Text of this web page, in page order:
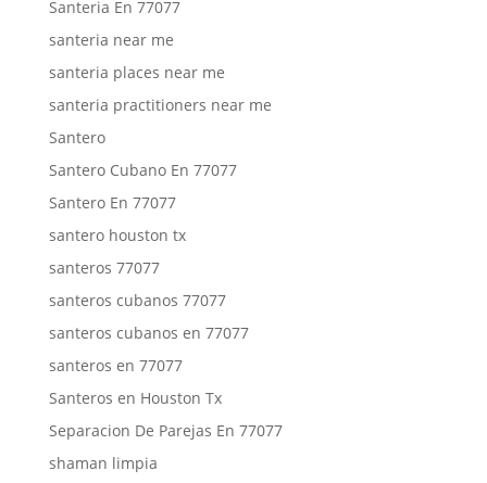
Santeria En 77077
santeria near me
santeria places near me
santeria practitioners near me
Santero
Santero Cubano En 77077
Santero En 77077
santero houston tx
santeros 77077
santeros cubanos 77077
santeros cubanos en 77077
santeros en 77077
Santeros en Houston Tx
Separacion De Parejas En 77077
shaman limpia